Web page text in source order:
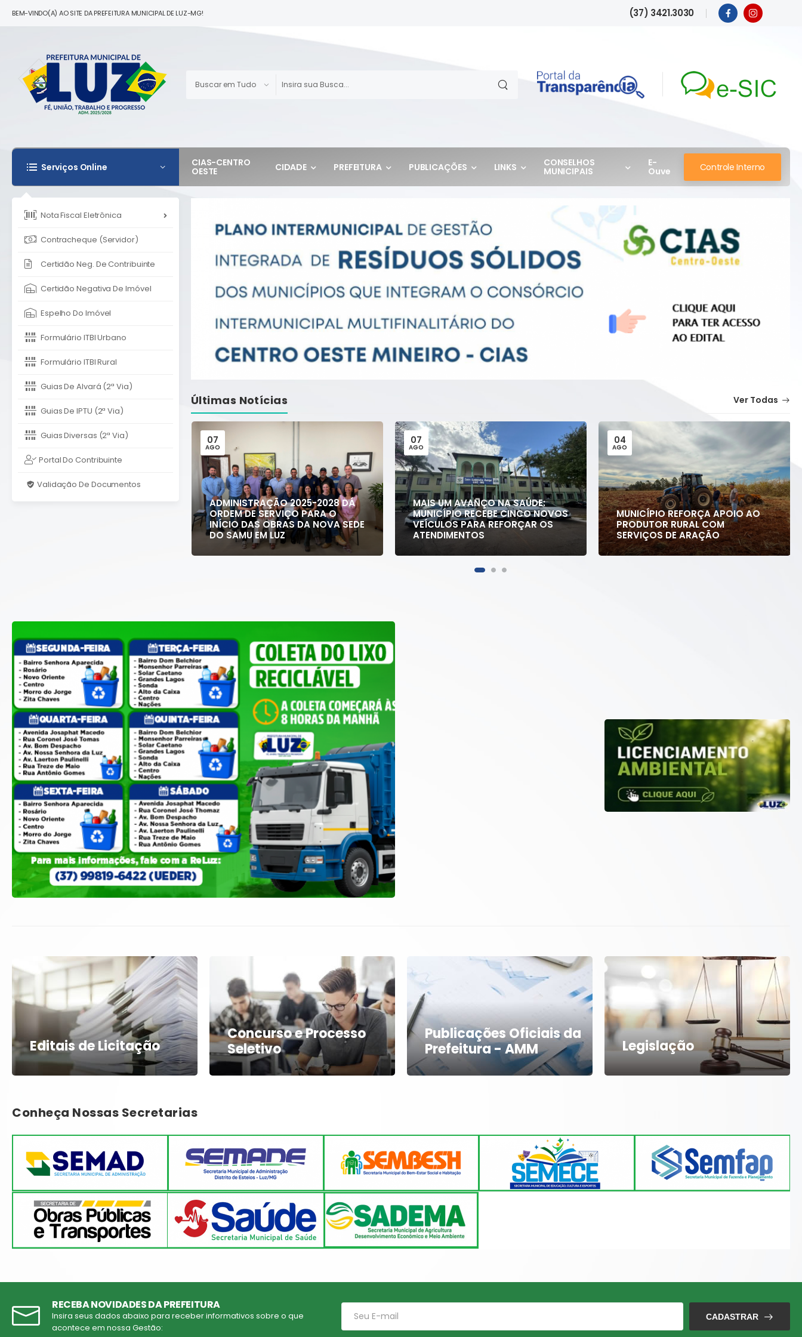
BEM-VINDO(A) AO SITE DA PREFEITURA MUNICIPAL DE LUZ-MG! (37) 3421.3030
Serviços Online
Nota Fiscal Eletrônica
Contracheque (Servidor)
Certidão Neg. De Contribuinte
Certidão Negativa De Imóvel
Espelho Do Imóvel
Formulário ITBI Urbano
Formulário ITBI Rural
Guias De Alvará (2ª Via)
Guias De IPTU (2ª Via)
Guias Diversas (2ª Via)
Portal Do Contribuinte
Validação De Documentos
CIAS-CENTRO
OESTE CIDADE PREFEITURA PUBLICAÇÕES LINKS CONSELHOS
MUNICIPAIS
E-
Ouve Controle Interno
Últimas Notícias Ver Todas
07
AGO
ADMINISTRAÇÃO 2025-2028 DÁ
ORDEM DE SERVIÇO PARA O
INÍCIO DAS OBRAS DA NOVA SEDE
DO SAMU EM LUZ
07
AGO
MAIS UM AVANÇO NA SAÚDE:
MUNICÍPIO RECEBE CINCO NOVOS
VEÍCULOS PARA REFORÇAR OS
ATENDIMENTOS
04
AGO
MUNICÍPIO REFORÇA APOIO AO
PRODUTOR RURAL COM
SERVIÇOS DE ARAÇÃO
Editais de Licitação
Concurso e Processo
Seletivo
Publicações Oficiais da
Prefeitura - AMM
Legislação
Conheça Nossas Secretarias
RECEBA NOVIDADES DA PREFEITURA
Insira seus dados abaixo para receber informativos sobre o que
acontece em nossa Gestão:
CADASTRAR